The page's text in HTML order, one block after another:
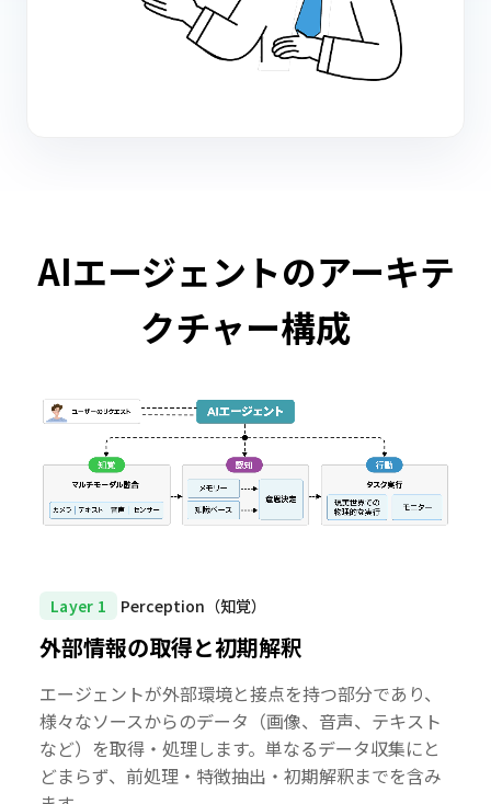
AIエージェントのアーキテ
クチャー構成
Layer 1 Perception（知覚）
外部情報の取得と初期解釈
エージェントが外部環境と接点を持つ部分であり、
様々なソースからのデータ（画像、音声、テキスト
など）を取得・処理します。単なるデータ収集にと
どまらず、前処理・特徴抽出・初期解釈までを含み